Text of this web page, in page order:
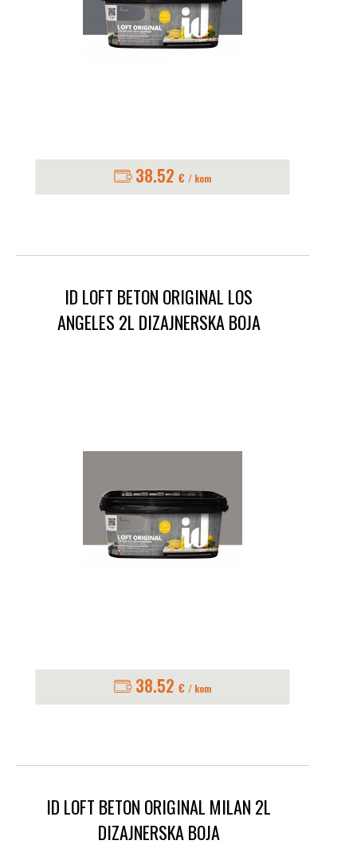
38.52 € / kom
ID LOFT BETON ORIGINAL LOS
ANGELES 2L DIZAJNERSKA BOJA
38.52 € / kom
ID LOFT BETON ORIGINAL MILAN 2L
DIZAJNERSKA BOJA